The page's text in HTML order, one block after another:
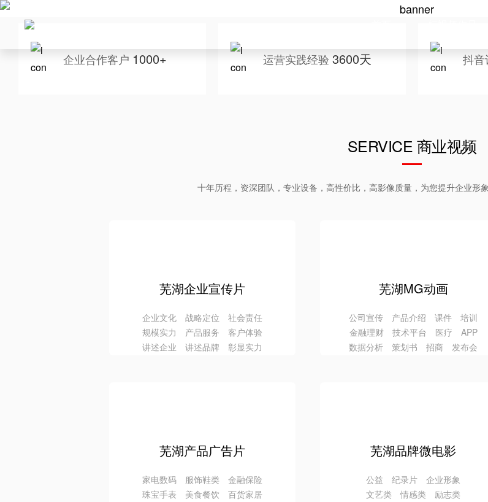
企业合作客户 1000+ 运营实践经验 3600天 抖音
SERVICE 商业视频
十年历程，资深团队，专业设备，高性价比，高影像质量，为您提升企业形
芜湖企业宣传片
企业文化 战略定位 社会责任
规模实力 产品服务 客户体验
讲述企业 讲述品牌 彰显实力
芜湖MG动画
公司宣传 产品介绍 课件 培训
金融理财 技术平台 医疗 APP
数据分析 策划书 招商 发布会
芜湖产品广告片
家电数码 服饰鞋类 金融保险
珠宝手表 美食餐饮 百货家居
芜湖品牌微电影
公益 纪录片 企业形象
文艺类 情感类 励志类